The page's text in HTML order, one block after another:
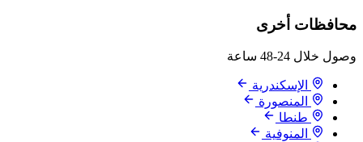
محافظات أخرى
وصول خلال 24-48 ساعة
الإسكندرية
المنصورة
طنطا
المنوفية